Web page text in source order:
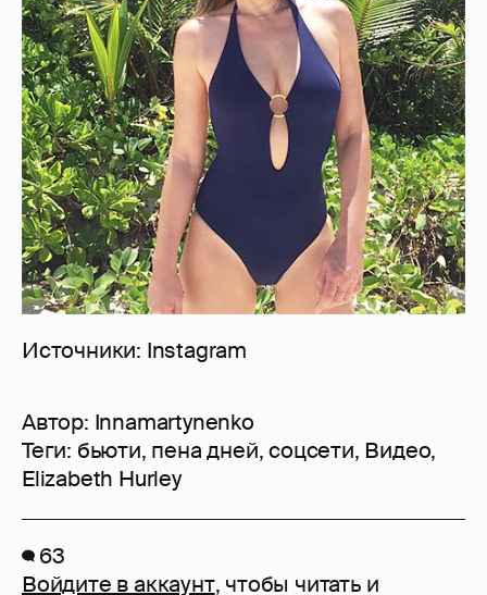
Источники: Instagram
Автор: Innamartynenko
Теги: бьюти, пена дней,соцсети, Видео,
Elizabeth Hurley
63
Войдите в аккаунт, чтобы читать и